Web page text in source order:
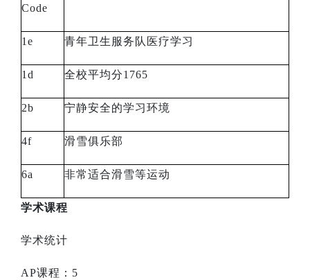
Code
1e 青年卫生服务队医疗学习
1d 全校平均分1765
2b 宁静安全的学习环境
4f 滑雪俱乐部
6a 非常适合滑雪等运动
学术课程
学术统计
AP课程： 5